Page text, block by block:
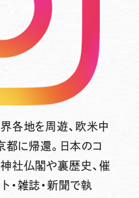
各地を周遊、欧米中
に帰還。日本のコ
社仏閣や裏歴史、催
・雑誌・新聞で執